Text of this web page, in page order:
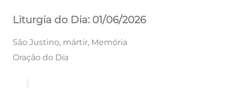
Liturgia do Dia: 01/06/2026
São Justino, mártir, Memória
Oração do Dia